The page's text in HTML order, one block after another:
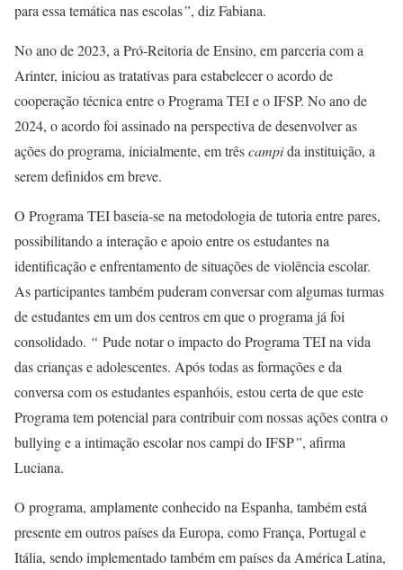
para essa temática nas escolas”, diz Fabiana.
No ano de 2023, a Pró-Reitoria de Ensino, em parceria com a
Arinter, iniciou as tratativas para estabelecer o acordo de
cooperação técnica entre o Programa TEI e o IFSP. No ano de
2024, o acordo foi assinado na perspectiva de desenvolver as
ações do programa, inicialmente, em trêscampida instituição, a
serem definidos em breve.
O Programa TEI baseia-se na metodologia de tutoria entre pares,
possibilitando a interação e apoio entre os estudantes na
identificação e enfrentamento de situações de violência escolar.
As participantes também puderam conversar com algumas turmas
de estudantes em um dos centros em que o programa já foi
consolidado. “ Pude notar o impacto do Programa TEI na vida
das crianças e adolescentes. Após todas as formações e da
conversa com os estudantes espanhóis, estou certa de que este
Programa tem potencial para contribuir com nossas ações contra o
bullying e a intimação escolar nos campi do IFSP”, afirma
Luciana.
O programa, amplamente conhecido na Espanha, também está
presente em outros países da Europa, como França, Portugal e
Itália, sendo implementado também em países da América Latina,